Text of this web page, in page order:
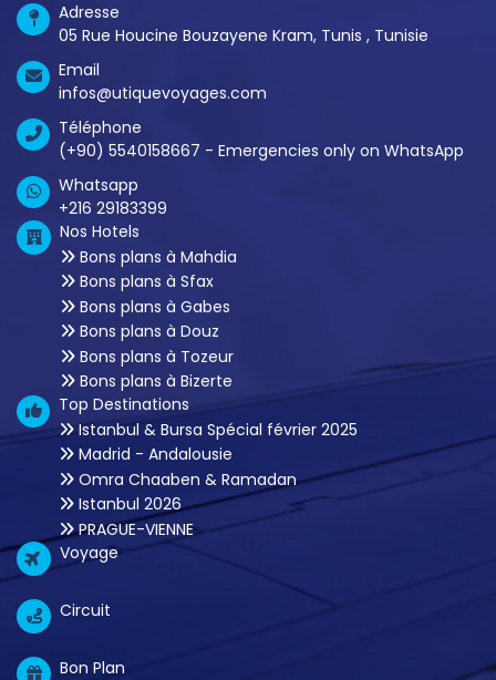
Adresse
05 Rue Houcine Bouzayene Kram, Tunis , Tunisie
Email
infos@utiquevoyages.com
Téléphone
(+90) 5540158667 - Emergencies only on WhatsApp
Whatsapp
+216 29183399
Nos Hotels
Bons plans à Mahdia
Bons plans à Sfax
Bons plans à Gabes
Bons plans à Douz
Bons plans à Tozeur
Bons plans à Bizerte
Top Destinations
Istanbul & Bursa Spécial février 2025
Madrid - Andalousie
Omra Chaaben & Ramadan
Istanbul 2026
PRAGUE-VIENNE
Voyage
Circuit
Bon Plan